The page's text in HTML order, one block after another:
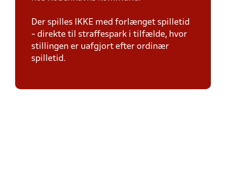
Der spilles IKKE med forlænget spilletid
- direkte til straffespark i tilfælde, hvor
stillingen er uafgjort efter ordinær
spilletid.